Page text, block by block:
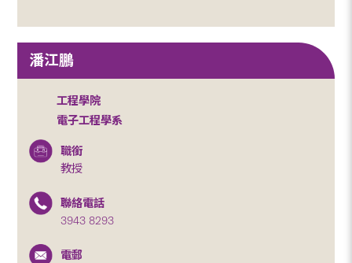
潘江鵬
工程學院
電子工程學系
職銜
教授
聯絡電話
3943 8293
電郵